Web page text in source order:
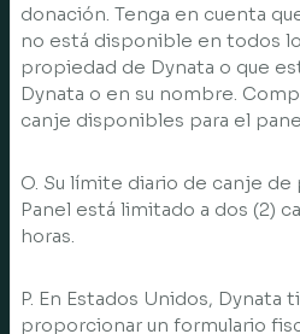
donación. Tenga en cuenta
no está disponible en todos
propiedad de Dynata o que
Dynata o en su nombre.
canje disponibles para el
O. Su límite diario de canje de
Panel está limitado a dos (2)
horas.
P. En Estados Unidos, Dynata
proporcionar un formulario